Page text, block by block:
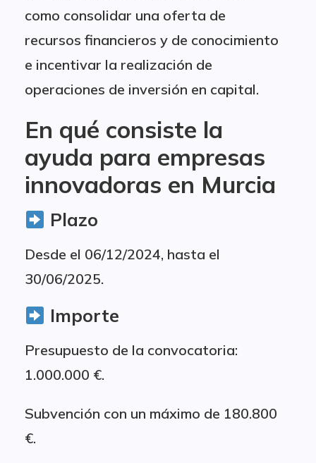
como consolidar una oferta de
recursos financieros y de conocimiento
e incentivar la realización de
operaciones de inversión en capital.
En qué consiste la
ayuda para empresas
innovadoras en Murcia
Plazo
Desde el 06/12/2024, hasta el
30/06/2025.
Importe
Presupuesto de la convocatoria:
1.000.000 €.
Subvención con un máximo de 180.800
€.